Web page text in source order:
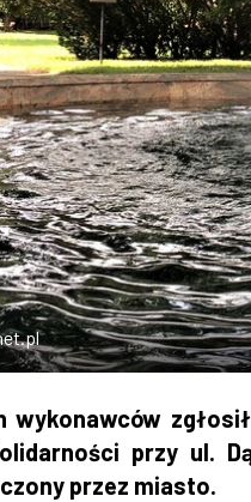
wykonawców
przy ul.
przez miasto.